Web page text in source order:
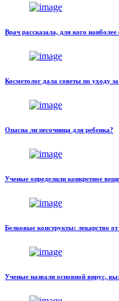
Врач рассказала, для кого
Косметолог дала советы по уходу
Опасна ли песочница для ребенка?
Ученые определили конкретное
Белковые конструкты: лекарство
Ученые назвали основной вирус,